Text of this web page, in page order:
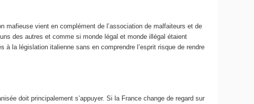
mafieuse vient en complément de l’association de malfaiteurs et de
des autres et comme si monde légal et monde illégal étaient
la législation italienne sans en comprendre l’esprit risque de rendre
doit principalement s’appuyer. Si la France change de regard sur